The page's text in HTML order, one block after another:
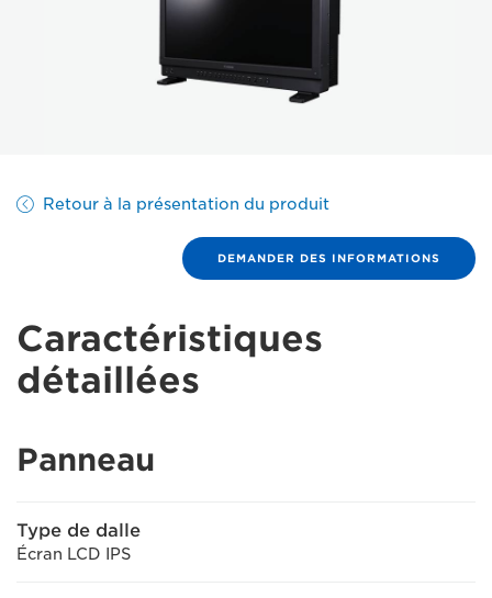
Retour à la présentation du produit
DEMANDER DES INFORMATIONS
Caractéristiques
détaillées
Panneau
Type de dalle
Écran LCD IPS